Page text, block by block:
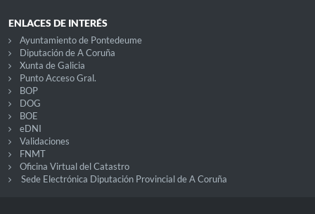
ENLACES DE INTERÉS
Ayuntamiento de Pontedeume
Diputación de A Coruña
Xunta de Galicia
Punto Acceso Gral.
BOP
DOG
BOE
eDNI
Validaciones
FNMT
Oficina Virtual del Catastro
Sede Electrónica Diputación Provincial de A Coruña